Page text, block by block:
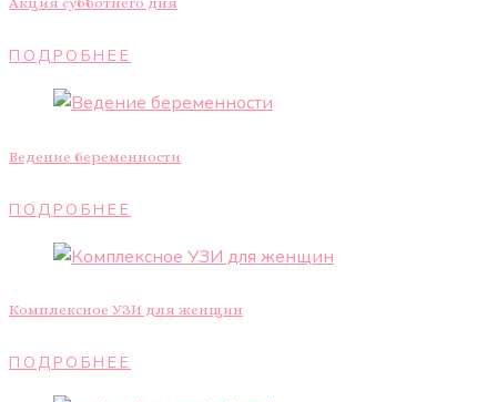
ПОДРОБНЕЕ
Ведение беременности
ПОДРОБНЕЕ
Комплексное УЗИ для женщин
ПОДРОБНЕЕ